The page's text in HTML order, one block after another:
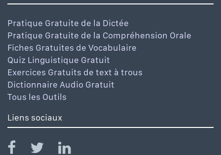
Pratique Gratuite de la Dictée
Pratique Gratuite de la Compréhension Orale
Fiches Gratuites de Vocabulaire
Quiz Linguistique Gratuit
Exercices Gratuits de text à trous
Dictionnaire Audio Gratuit
Tous les Outils
Liens sociaux